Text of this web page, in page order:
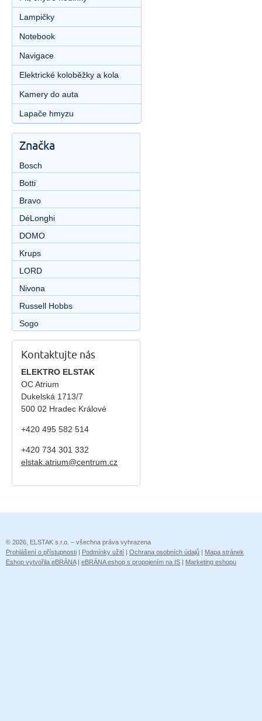
Lampičky
Notebook
Navigace
Elektrické koloběžky a kola
Kamery do auta
Lapače hmyzu
Značka
Bosch
Botti
Bravo
DéLonghi
DOMO
Krups
LORD
Nivona
Russell Hobbs
Sogo
Kontaktujte nás
ELEKTRO ELSTAK
OC Atrium
Dukelská 1713/7
500 02 Hradec Králové
+420 495 582 514
+420 734 301 332
elstak.atrium@centrum.cz
© 2026, ELSTAK s.r.o. – všechna práva vyhrazena
Prohlášení o přístupnosti | Podmínky užití | Ochrana osobních údajů | Mapa stránek
Eshop vytvořila eBRÁNA| eBRÁNA eshop s propojením na IS | Marketing eshopu